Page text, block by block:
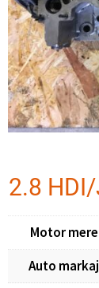
2.8
Motor
Auto